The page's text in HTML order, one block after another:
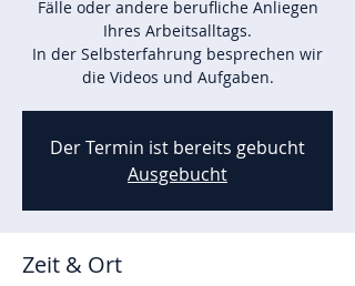
Fälle oder andere berufliche Anliegen
Ihres Arbeitsalltags.
In der Selbsterfahrung besprechen wir
die Videos und Aufgaben.
Der Termin ist bereits gebucht
Ausgebucht
Zeit & Ort